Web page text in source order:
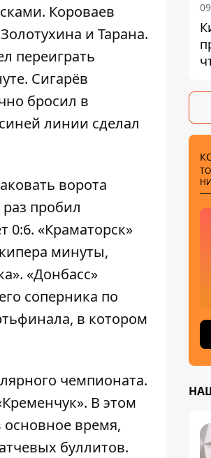
Короваев
и Тарана.
переиграть
Сигарёв
бросил в
линии сделал
ворота
пробил
0:6. «Краматорск»
минуты,
«Донбасс»
соперника по
в котором
чемпионата.
В этом
основное время,
буллитов.